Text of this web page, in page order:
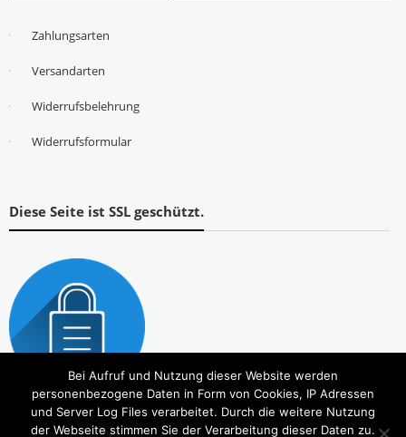
Zahlungsarten
Versandarten
Widerrufsbelehrung
Widerrufsformular
Diese Seite ist SSL geschützt.
Bei Aufruf und Nutzung dieser Website werden
personenbezogene Daten in Form von Cookies, IP Adressen
und Server Log Files verarbeitet. Durch die weitere Nutzung
der Webseite stimmen Sie der Verarbeitung dieser Daten zu.